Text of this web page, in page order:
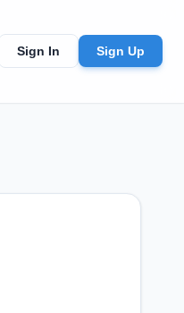
Sign In Sign Up